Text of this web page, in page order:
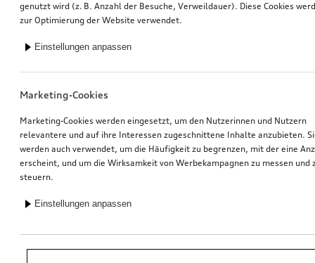
*Unverbindliche Preisempfehlung der Importeurin AMAG Import AG. Inkl.
gesetzlicher MwSt. Preise beim Audi Partner können abweichen; weitere
genutzt wird (z. B. Anzahl der Besuche, Verweildauer). Diese Cookies
zur Optimierung der Website verwendet.
Einstellungen anpassen
Marketing-Cookies
Marketing-Cookies werden eingesetzt, um den Nutzerinnen und Nutzern
relevantere und auf ihre Interessen zugeschnittene Inhalte anzubieten.
werden auch verwendet, um die Häufigkeit zu begrenzen, mit der eine
erscheint, und um die Wirksamkeit von Werbekampagnen zu messen und
steuern.
Einstellungen anpassen